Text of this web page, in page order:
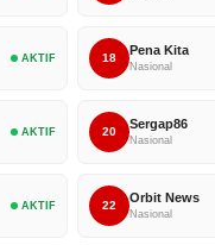
AKTIF 18
Pena Kita
Nasional
AKTIF 20
Sergap86
Nasional
AKTIF 22
Orbit News
Nasional